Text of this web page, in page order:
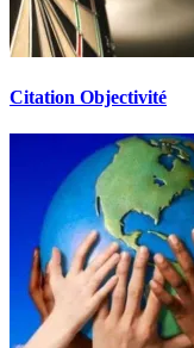
Citation Objectivité